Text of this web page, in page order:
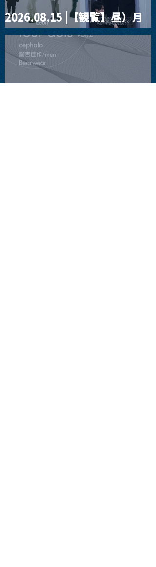
2026.08.15 |【観覧】昼）月
見ルpre.『POLYHEDRON』